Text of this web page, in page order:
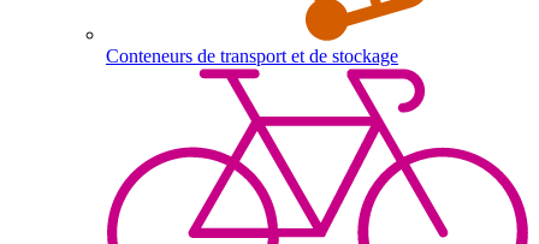
Conteneurs de transport et de stockage